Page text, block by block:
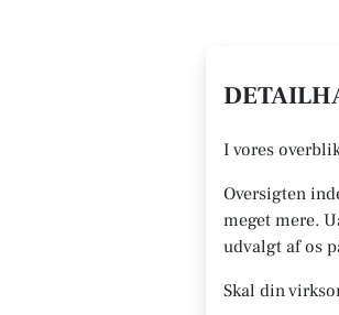
I vores
Oversigten
meget mere.
udvalgt af os
Skal din